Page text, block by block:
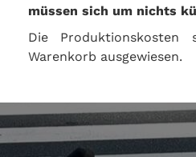
müssen sich um nichts
Die Produktionskosten
Warenkorb ausgewiesen.